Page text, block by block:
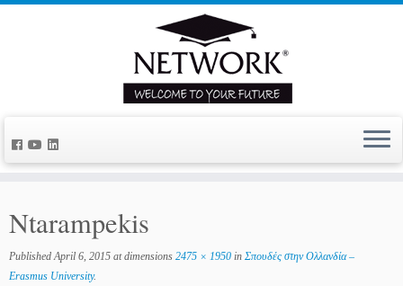
Ntarampekis
Published April 6, 2015 at dimensions 2475 × 1950 in Σπουδές στην Ολλανδία –
Erasmus University.